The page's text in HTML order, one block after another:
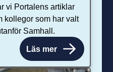
vi Portalens artiklar
kollegor som har valt
Samhall.
Läs mer